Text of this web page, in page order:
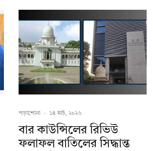
পড়াশোনা · ১৪ মার্চ, ২০২৬
বার কাউন্সিলের রিভিউ
ফলাফল বাতিলের সিদ্ধান্ত